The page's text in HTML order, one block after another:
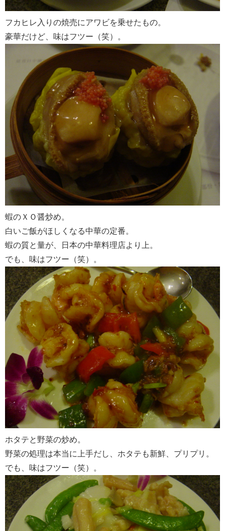
フカヒレ入りの焼売にアワビを乗せたもの。
豪華だけど、味はフツー（笑）。
蝦のＸＯ醤炒め。
白いご飯がほしくなる中華の定番。
蝦の質と量が、日本の中華料理店より上。
でも、味はフツー（笑）。
ホタテと野菜の炒め。
野菜の処理は本当に上手だし、ホタテも新鮮、プリプリ。
でも、味はフツー（笑）。